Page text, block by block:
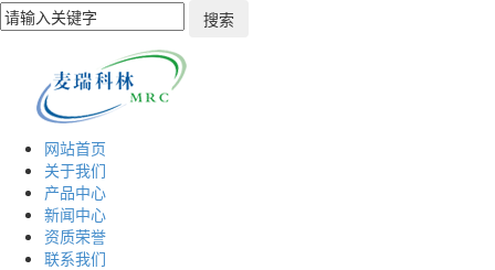
网站首页
关于我们
产品中心
新闻中心
资质荣誉
联系我们